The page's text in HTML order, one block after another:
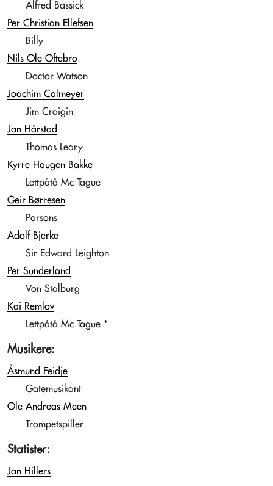
Alfred Bassick
Per Christian Ellefsen
Billy
Nils Ole Oftebro
Doctor Watson
Joachim Calmeyer
Jim Craigin
Jan Hårstad
Thomas Leary
Kyrre Haugen Bakke
Lettpåtå Mc Tague
Geir Børresen
Parsons
Adolf Bjerke
Sir Edward Leighton
Per Sunderland
Von Stalburg
Kai Remlov
Lettpåtå Mc Tague *
Musikere:
Åsmund Feidje
Gatemusikant
Ole Andreas Meen
Trompetspiller
Statister:
Jan Hillers